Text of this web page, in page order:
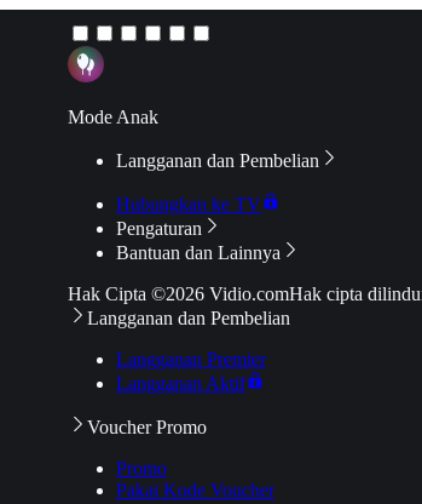
Mode Anak
Langganan dan Pembelian
Hubungkan ke TV
Pengaturan
Bantuan dan Lainnya
Hak Cipta ©2026 Vidio.comHak cipta
Langganan dan Pembelian
Langganan Premier
Langganan Aktif
Voucher Promo
Promo
Pakai Kode Voucher